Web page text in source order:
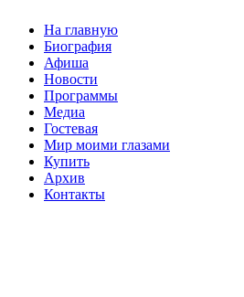
На главную
Биография
Афиша
Новости
Программы
Медиа
Гостевая
Мир моими глазами
Купить
Архив
Контакты